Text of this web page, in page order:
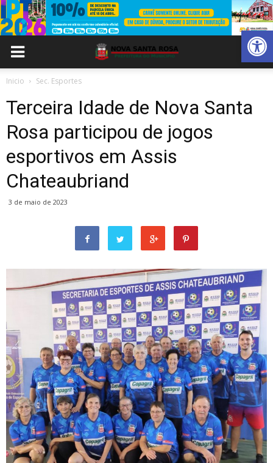
Abrir
Inicio Sec. Esportes
Terceira Idade de Nova Santa
Rosa participou de jogos
esportivos em Assis
Chateaubriand
3 de maio de 2023